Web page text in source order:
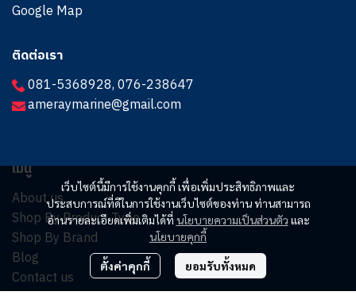
เว็บไซต์นี้มีการใช้งานคุกกี้ เพื่อเพิ่มประสิทธิภาพและ
ประสบการณ์ที่ดีในการใช้งานเว็บไซต์ของท่าน ท่านสามารถ
อ่านรายละเอียดเพิ่มเติมได้ที่ นโยบายความเป็นส่วนตัว และ
นโยบายคุกกี้
ตั้งค่าคุกกี้ ยอมรับทั้งหมด
Google Map
ติดต่อเรา
081-5368928,076-238647
ameraymarine@gmail.com
เมนู
About us
Shop By Product Type
Shop By Brand
Blog
Contact us